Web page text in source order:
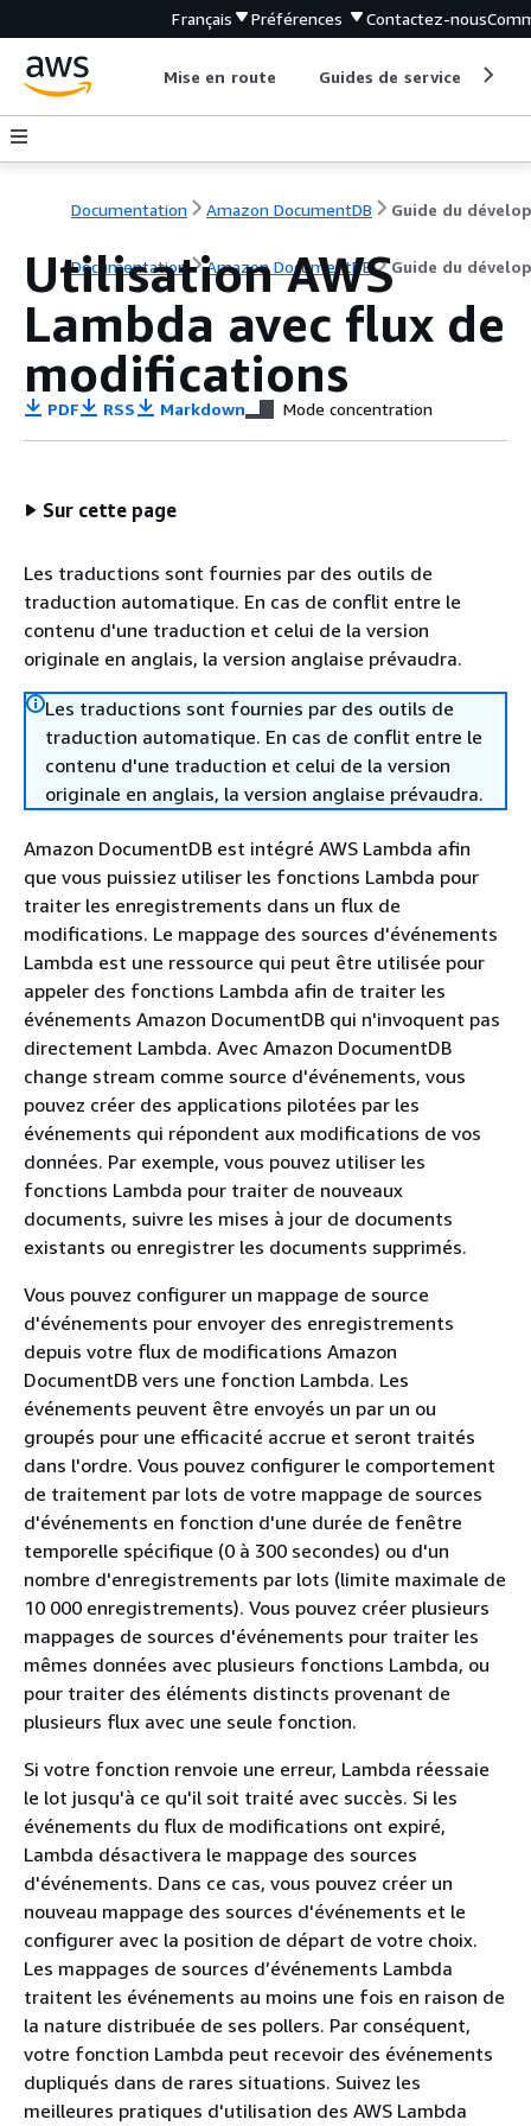
Français Préférences Contactez-nous
Mise en route Guides de service
Documentation Amazon DocumentDB
Documentation Amazon DocumentDB Guide du
Utilisation AWS
Lambda avec flux de
modifications
PDF RSS Markdown Mode concentration
Sur cette page
Les traductions sont fournies par des outils de
traduction automatique. En cas de conflit entre le
contenu d'une traduction et celui de la version
originale en anglais, la version anglaise prévaudra.
Les traductions sont fournies par des outils de
traduction automatique. En cas de conflit entre le
contenu d'une traduction et celui de la version
originale en anglais, la version anglaise prévaudra.
Amazon DocumentDB est intégré AWS Lambda afin
que vous puissiez utiliser les fonctions Lambda pour
traiter les enregistrements dans un flux de
modifications. Le mappage des sources d'événements
Lambda est une ressource qui peut être utilisée pour
appeler des fonctions Lambda afin de traiter les
événements Amazon DocumentDB qui n'invoquent pas
directement Lambda. Avec Amazon DocumentDB
change stream comme source d'événements, vous
pouvez créer des applications pilotées par les
événements qui répondent aux modifications de vos
données. Par exemple, vous pouvez utiliser les
fonctions Lambda pour traiter de nouveaux
documents, suivre les mises à jour de documents
existants ou enregistrer les documents supprimés.
Vous pouvez configurer un mappage de source
d'événements pour envoyer des enregistrements
depuis votre flux de modifications Amazon
DocumentDB vers une fonction Lambda. Les
événements peuvent être envoyés un par un ou
groupés pour une efficacité accrue et seront traités
dans l'ordre. Vous pouvez configurer le comportement
de traitement par lots de votre mappage de sources
d'événements en fonction d'une durée de fenêtre
temporelle spécifique (0 à 300 secondes) ou d'un
nombre d'enregistrements par lots (limite maximale de
10 000 enregistrements). Vous pouvez créer plusieurs
mappages de sources d'événements pour traiter les
mêmes données avec plusieurs fonctions Lambda, ou
pour traiter des éléments distincts provenant de
plusieurs flux avec une seule fonction.
Si votre fonction renvoie une erreur, Lambda réessaie
le lot jusqu'à ce qu'il soit traité avec succès. Si les
événements du flux de modifications ont expiré,
Lambda désactivera le mappage des sources
d'événements. Dans ce cas, vous pouvez créer un
nouveau mappage des sources d'événements et le
configurer avec la position de départ de votre choix.
Les mappages de sources d’événements Lambda
traitent les événements au moins une fois en raison de
la nature distribuée de ses pollers. Par conséquent,
votre fonction Lambda peut recevoir des événements
dupliqués dans de rares situations. Suivez les
meilleures pratiques d'utilisation des AWS Lambda